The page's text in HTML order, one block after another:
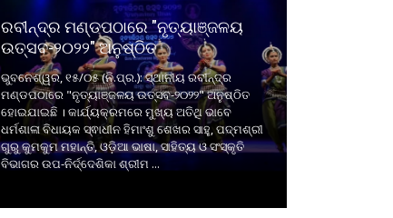
ରବୀନ୍ଦ୍ର ମଣ୍ଡପଠାରେ "ନୃତ୍ୟାଞ୍ଜଳୟ
ଉତ୍ସବ-୨୦୨୨" ଅନୁଷ୍ଠିତ
ଭୁବନେଶ୍ୱର, ୧୫/୦୫ (ନି.ପ୍ର.): ସ୍ଥାନୀୟ ରବୀନ୍ଦ୍ର
ମଣ୍ଡପଠାରେ "ନୃତ୍ୟାଞ୍ଜଳୟ ଉତ୍ସବ-୨୦୨୨" ଅନୁଷ୍ଠିତ
ହୋଇଯାଇଛି । କାର୍ଯ୍ୟକ୍ରମରେ ମୁଖ୍ୟ ଅତିଥି ଭାବେ
ଧର୍ମଶାଳା ବିଧାୟକ ସ୍ଵାଧୀନ ହିମାଂଶୁ ଶେଖର ସାହୁ, ପଦ୍ମଶ୍ରୀ
ଗୁରୁ କୁମକୁମ ମହାନ୍ତି, ଓଡ଼ିଆ ଭାଷା, ସାହିତ୍ୟ ଓ ସଂସ୍କୃତି
ବିଭାଗର ଉପ-ନିର୍ଦ୍ଦେଶିକା ଶ୍ରୀମ ...